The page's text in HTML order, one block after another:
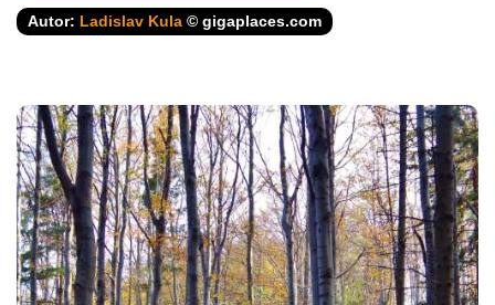
Autor: Ladislav Kula © gigaplaces.com